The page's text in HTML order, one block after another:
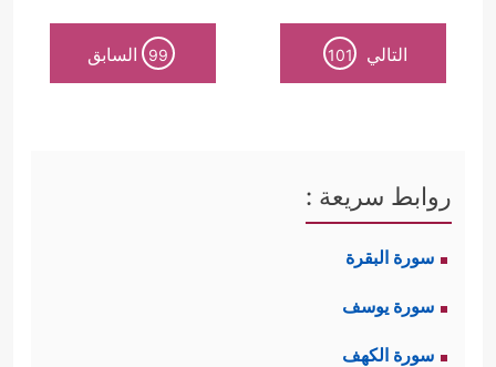
التالي 101
99 السابق
روابط سريعة :
سورة البقرة
سورة يوسف
سورة الكهف